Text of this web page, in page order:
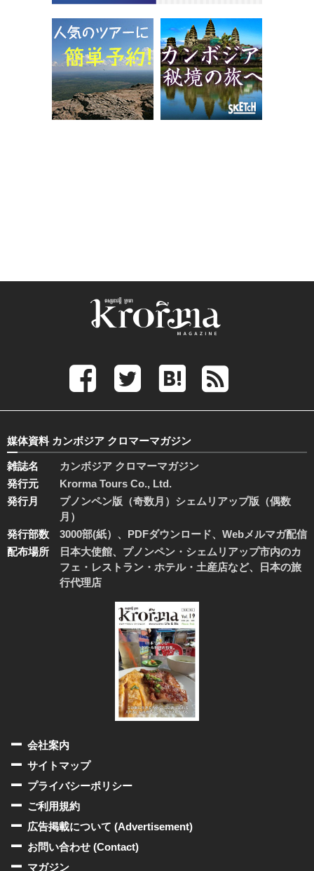
媒体資料 カンボジア クロマーマガジン
雑誌名
カンボジア クロマーマガジン
発行元
Krorma Tours Co., Ltd.
発行月
プノンペン版（奇数月）シェムリアップ版（偶数
月）
発行部数
3000部(紙）、PDFダウンロード、Webメルマガ配信
配布場所
日本大使館、プノンペン・シェムリアップ市内のカ
フェ・レストラン・ホテル・土産店など、日本の旅
行代理店
会社案内
サイトマップ
プライバシーポリシー
ご利用規約
広告掲載について (Advertisement)
お問い合わせ (Contact)
マガジン